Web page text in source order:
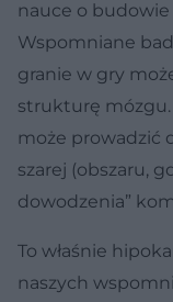
nauce o budowie
Wspomniane
granie w gry
strukturę mózgu.
może prowadzić
szarej (obszaru,
dowodzenia”
To właśnie
naszych